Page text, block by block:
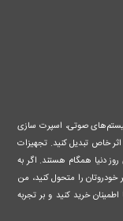
صوتی، اسپرت سازی
خاص تبدیل کنید. تجهیزات
روز دنیا همگام هستند. اگر به
را متحول کنید، من
خرید کنید و بر تجربه